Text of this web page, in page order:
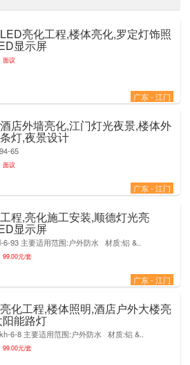
亮化工程,楼体亮化,罗定灯饰照
显示屏
面议
广东 - 江门
店外墙亮化,江门灯光夜景,楼体外
灯,夜景设计
65
面议
广东 - 江门
程,亮化施工安装,顺德灯光亮
显示屏
6-93 主要适用范围:户外防水 材质:铝 &..
99.00元/套
广东 - 江门
化工程,楼体照明,酒店户外大楼亮
能路灯
6-8 主要适用范围:户外防水 材质:铝 &..
99.00元/套